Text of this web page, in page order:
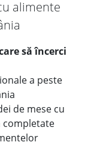
alimente
să încerci
a peste
de mese cu